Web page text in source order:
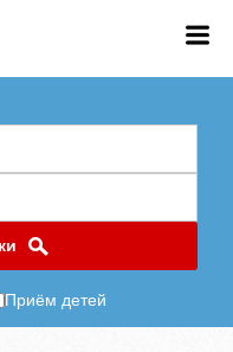
Приём детей